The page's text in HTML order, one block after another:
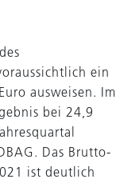
ein
ausweisen. Im
bei 24,9
Das Brutto-
ist deutlich